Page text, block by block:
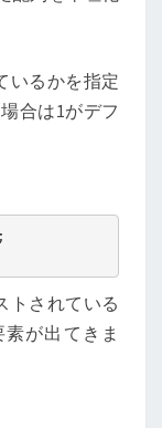
いるかを指定
合は1がデフ
トされている
が出てきま